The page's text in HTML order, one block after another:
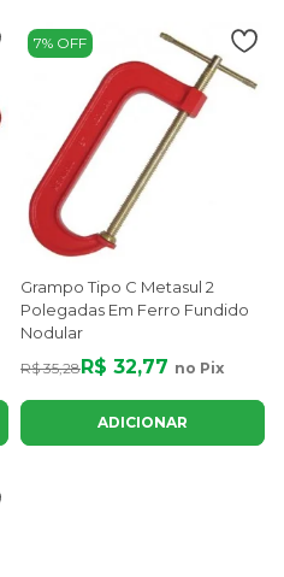
7% OFF
Grampo Tipo C Metasul 2
Polegadas Em Ferro Fundido
Nodular
R$ 35,28R$ 32,77 no Pix
ADICIONAR